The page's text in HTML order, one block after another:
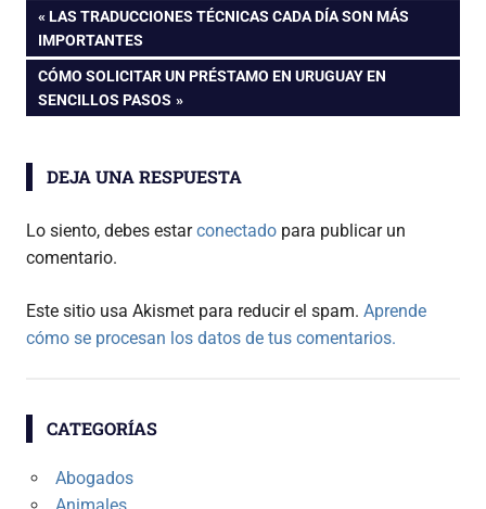
Navegación
de
entradas
ENTRADA
ANTERIOR:
LAS TRADUCCIONES TÉCNICAS CADA DÍA SON MÁS
IMPORTANTES
ENTRADA
SIGUIENTE:
CÓMO SOLICITAR UN PRÉSTAMO EN URUGUAY EN
SENCILLOS PASOS
DEJA UNA RESPUESTA
Lo siento, debes estarconectado para publicar un
comentario.
Este sitio usa Akismet para reducir el spam. Aprende
cómo se procesan los datos de tus comentarios.
CATEGORÍAS
Abogados